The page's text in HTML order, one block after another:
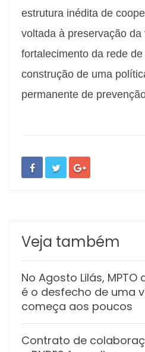
estrutura inédita de
voltada à preservação da
fortalecimento da rede
construção de uma
permanente de
Veja também
No Agosto Lilás,
é o desfecho de uma
começa aos poucos
Contrato de